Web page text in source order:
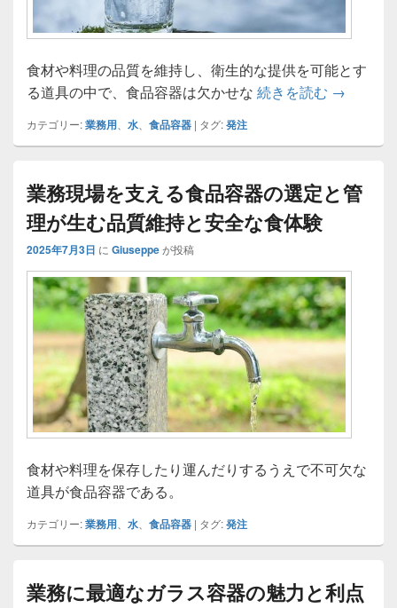
食材や料理の品質を維持し、衛生的な提供を可能とす
る道具の中で、食品容器は欠かせな 続きを読む 食品容器
→
カテゴリー:業務用 水 食品容器 | タグ:発注
業務現場を支える食品容器の選定と管
理が生む品質維持と安全な食体験
2025年7月3日 に Giuseppeが投稿
食材や料理を保存したり運んだりするうえで不可欠な
道具が食品容器である。
カテゴリー:業務用 水 食品容器 | タグ:発注
業務に最適なガラス容器の魅力と利点